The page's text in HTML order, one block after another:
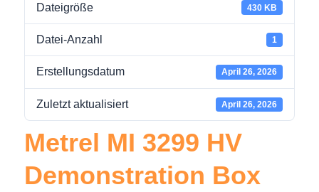
Dateigröße 430 KB
Datei-Anzahl 1
Erstellungsdatum April 26, 2026
Zuletzt aktualisiert April 26, 2026
Metrel MI 3299 HV
Demonstration Box